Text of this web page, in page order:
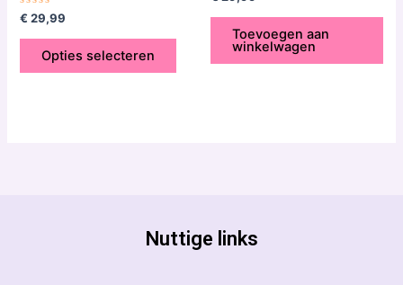
Gewaardeerd
uit
€ 29,99
Opties selecteren
productpagina
uit
Toevoegen aan
winkelwagen
Nuttige links